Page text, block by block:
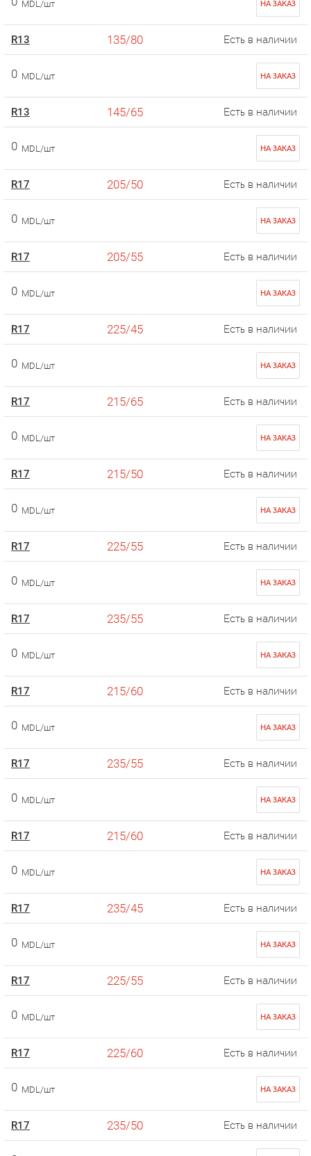
MDL/шт НА ЗАКАЗ
R13 135/80 Есть в наличии
0 MDL/шт НА ЗАКАЗ
R13 145/65 Есть в наличии
0 MDL/шт НА ЗАКАЗ
R17 205/50 Есть в наличии
0 MDL/шт НА ЗАКАЗ
R17 205/55 Есть в наличии
0 MDL/шт НА ЗАКАЗ
R17 225/45 Есть в наличии
0 MDL/шт НА ЗАКАЗ
R17 215/65 Есть в наличии
0 MDL/шт НА ЗАКАЗ
R17 215/50 Есть в наличии
0 MDL/шт НА ЗАКАЗ
R17 225/55 Есть в наличии
0 MDL/шт НА ЗАКАЗ
R17 235/55 Есть в наличии
0 MDL/шт НА ЗАКАЗ
R17 215/60 Есть в наличии
0 MDL/шт НА ЗАКАЗ
R17 235/55 Есть в наличии
0 MDL/шт НА ЗАКАЗ
R17 215/60 Есть в наличии
0 MDL/шт НА ЗАКАЗ
R17 235/45 Есть в наличии
0 MDL/шт НА ЗАКАЗ
R17 225/55 Есть в наличии
0 MDL/шт НА ЗАКАЗ
R17 225/60 Есть в наличии
0 MDL/шт НА ЗАКАЗ
R17 235/50 Есть в наличии